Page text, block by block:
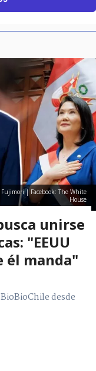
Fujimori | Facebook: The White
House
unirse
"EEUU
él manda"
desde